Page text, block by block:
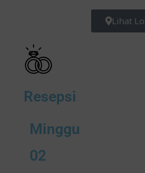
Lihat
Resepsi
Minggu
02